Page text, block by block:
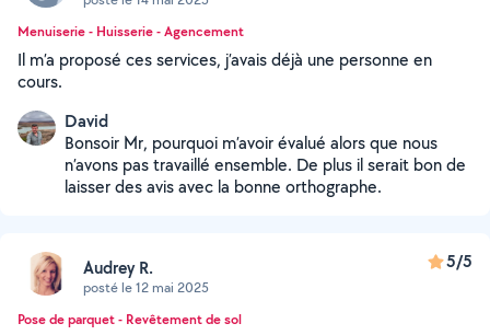
Menuiserie - Huisserie - Agencement
Il m’a proposé ces services, j’avais déjà une personne en
cours.
David
Bonsoir Mr, pourquoi m’avoir évalué alors que nous
n’avons pas travaillé ensemble. De plus il serait bon de
laisser des avis avec la bonne orthographe.
Audrey R.
posté le 12 mai 2025
5/5
Pose de parquet - Revêtement de sol